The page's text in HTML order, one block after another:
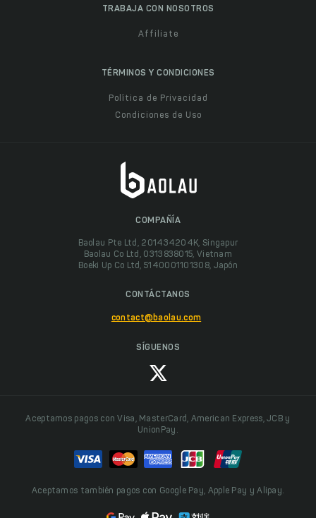
TRABAJA CON NOSOTROS
Affiliate
TÉRMINOS Y CONDICIONES
Política de Privacidad
Condiciones de Uso
COMPAÑÍA
Baolau Pte Ltd, 201434204K, Singapur
Baolau Co Ltd, 0313838015, Vietnam
Boeki Up Co Ltd, 5140001101308, Japón
CONTÁCTANOS
contact@baolau.com
SÍGUENOS
Aceptamos pagos con Visa, MasterCard, American Express, JCB y
UnionPay.
Aceptamos también pagos con Google Pay, Apple Pay y Alipay.